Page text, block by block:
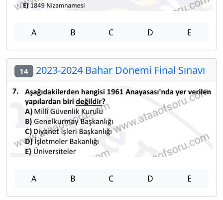
A B C D E
14 2023-2024 Bahar Dönemi Final Sınavı
A B C D E